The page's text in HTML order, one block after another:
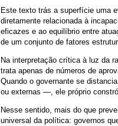
Este texto trás a superfície uma
diretamente relacionada à
eficazes e ao equilíbrio entre
de um conjunto de fatores
Na interpretação crítica à luz da
trata apenas de números de
Quando o governante se
ou externas —, ele próprio
Nesse sentido, mais do que
universal da política: governos